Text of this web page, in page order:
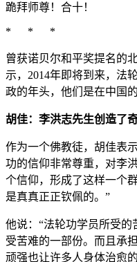
跪拜师尊！合十！
* * *
曾获诺贝尔和平奖提名的
示，2014年即将到来，法
政的年头，他们是在中国
胡佳：李洪志先生创造了
作为一个佛教徒，胡佳表
功的信仰非常尊重，对李
个信仰，形成了这样一个
是真真正正钦佩的。”
他说：“法轮功学员所受
受苦难的一部份。而且承
顽强也让许多人身体治愈